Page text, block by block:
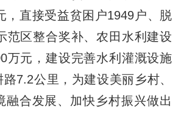
，直接受益贫困户1949户、脱
范区整合奖补、农田水利建设
万元，建设完善水利灌溉设施
7.2公里，为建设美丽乡村、
融合发展、加快乡村振兴做出